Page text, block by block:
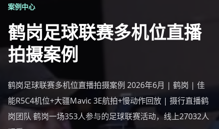
案例中心
鹤岗足球联赛多机位直播
拍摄案例
鹤岗足球联赛多机位直播拍摄案例 2026年6月 | 鹤岗 | 佳
能R5C4机位+大疆Mavic 3E航拍+慢动作回放 | 摄行直播鹤
岗团队 鹤岗一场353人参与的足球联赛活动，线上27032人